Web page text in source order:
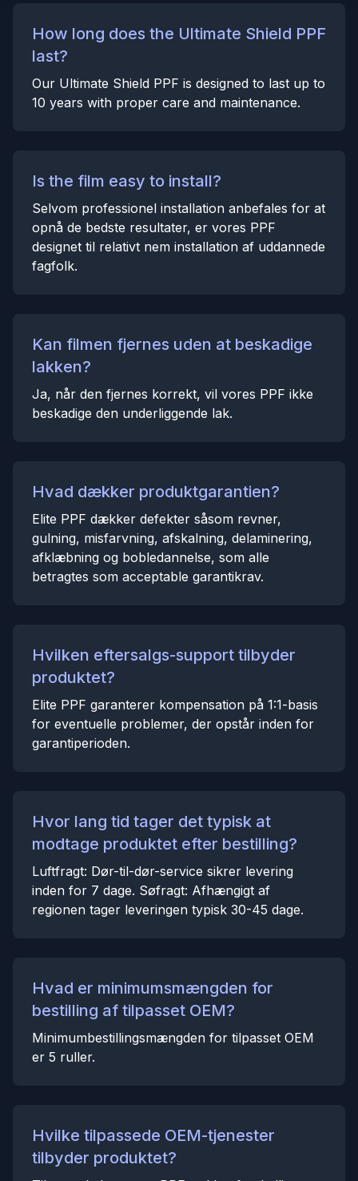
How long does the Ultimate Shield PPF
last?
Our Ultimate Shield PPF is designed to last up to
10 years with proper care and maintenance.
Is the film easy to install?
Selvom professionel installation anbefales for at
opnå de bedste resultater, er vores PPF
designet til relativt nem installation af uddannede
fagfolk.
Kan filmen fjernes uden at beskadige
lakken?
Ja, når den fjernes korrekt, vil vores PPF ikke
beskadige den underliggende lak.
Hvad dækker produktgarantien?
Elite PPF dækker defekter såsom revner,
gulning, misfarvning, afskalning, delaminering,
afklæbning og bobledannelse, som alle
betragtes som acceptable garantikrav.
Hvilken eftersalgs-support tilbyder
produktet?
Elite PPF garanterer kompensation på 1:1-basis
for eventuelle problemer, der opstår inden for
garantiperioden.
Hvor lang tid tager det typisk at
modtage produktet efter bestilling?
Luftfragt: Dør-til-dør-service sikrer levering
inden for 7 dage. Søfragt: Afhængigt af
regionen tager leveringen typisk 30-45 dage.
Hvad er minimumsmængden for
bestilling af tilpasset OEM?
Minimumbestillingsmængden for tilpasset OEM
er 5 ruller.
Hvilke tilpassede OEM-tjenester
tilbyder produktet?